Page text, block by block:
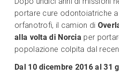
portare cure odontoiatriche
orfanotrofi, il camion di
alla volta di Norcia per
popolazione colpita dal
Dal 10 dicembre 2016 al 31